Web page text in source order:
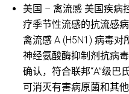
美国 – 禽流感 美国疾病
疗季节性流感的抗流感
禽流感 A (H5N1) 病毒对
神经氨酸酶抑制剂抗病
确认，符合联邦“A”级巴
可消灭有害病原菌和其